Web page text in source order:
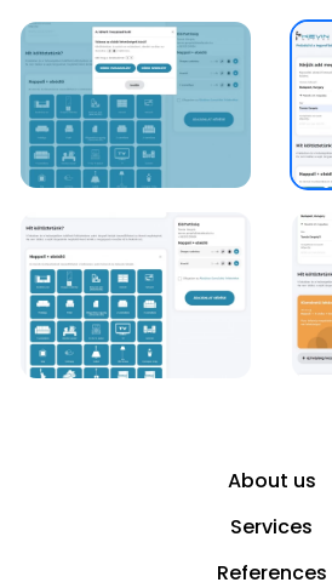
About us
Services
References